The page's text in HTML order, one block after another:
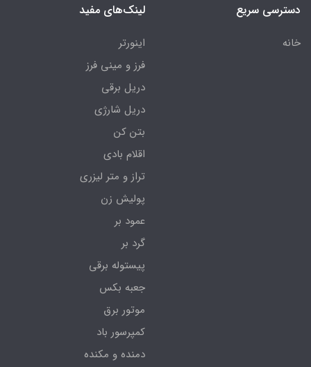
دسترسی سریع
خانه
لینک‌های مفید
اینورتر
فرز و مینی فرز
دریل برقی
دریل شارژی
بتن کن
اقلام بادی
تراز و متر لیزری
پولیش زن
عمود بر
گرد بر
پیستوله برقی
جعبه بکس
موتور برق
کمپرسور باد
دمنده و مکنده